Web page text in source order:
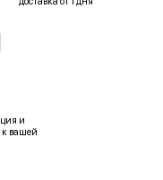
и
вашей